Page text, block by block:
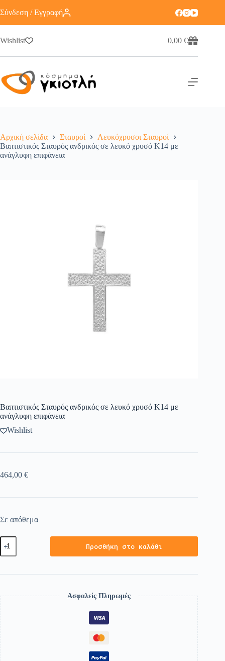
Σύνδεση / Εγγραφή
Wishlist 0,00€
Αρχική σελίδα Σταυροί
Λευκόχρυσοι Σταυροί
Βαπτιστικός Σταυρός ανδρικός σε λευκό χρυσό Κ14 με
ανάγλυφη επιφάνεια
Βαπτιστικός Σταυρός ανδρικός σε λευκό χρυσό Κ14 με
ανάγλυφη επιφάνεια
Wishlist
464,00 €
Σε απόθεμα
Προσθήκη στο καλάθι
Ασφαλείς Πληρωμές